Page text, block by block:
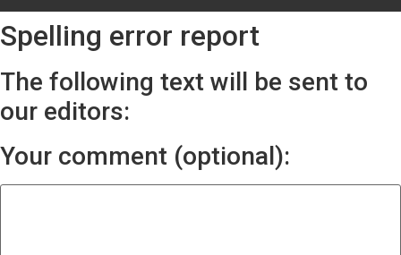
Spelling error report
The following text will be sent to
our editors:
Your comment (optional):